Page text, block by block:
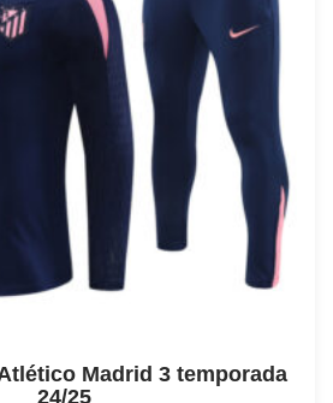
Madrid 3 temporada
24/25